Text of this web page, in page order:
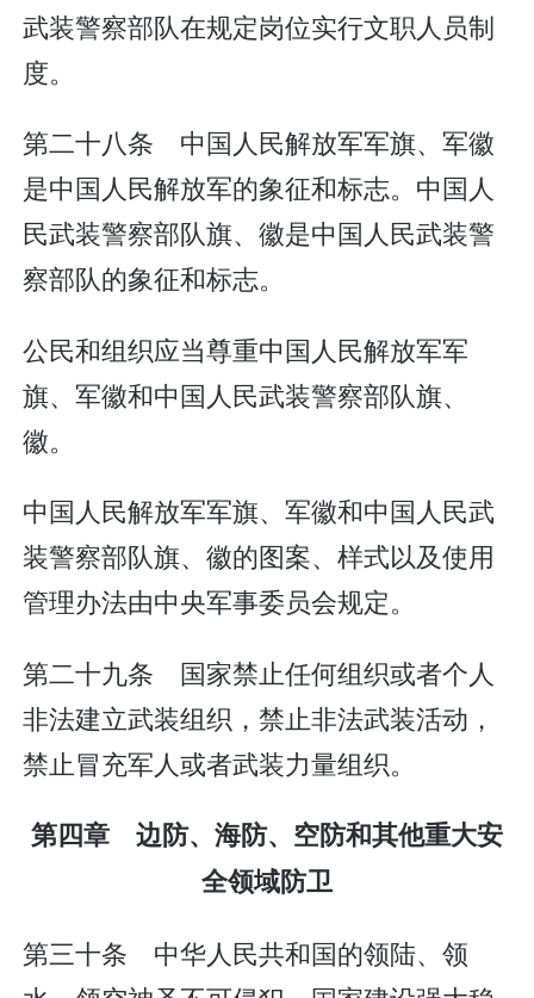
武装警察部队在规定岗位实行文职人员制
度。
第二十八条 中国人民解放军军旗、军徽
是中国人民解放军的象征和标志。中国人
民武装警察部队旗、徽是中国人民武装警
察部队的象征和标志。
公民和组织应当尊重中国人民解放军军
旗、军徽和中国人民武装警察部队旗、
徽。
中国人民解放军军旗、军徽和中国人民武
装警察部队旗、徽的图案、样式以及使用
管理办法由中央军事委员会规定。
第二十九条 国家禁止任何组织或者个人
非法建立武装组织，禁止非法武装活动，
禁止冒充军人或者武装力量组织。
第四章 边防、海防、空防和其他重大安
全领域防卫
第三十条 中华人民共和国的领陆、领